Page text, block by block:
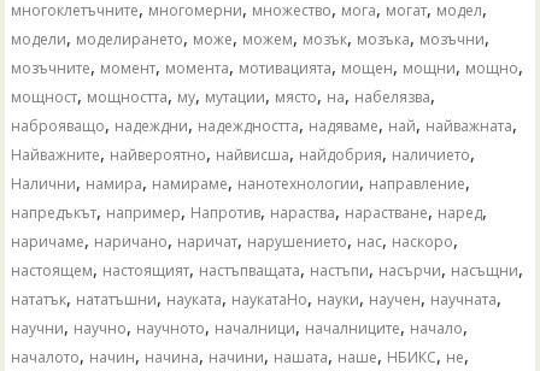
многоклетъчните, многомерни, множество, мога, могат, модел,
модели, моделирането, може, можем, мозък, мозъка, мозъчни,
мозъчните, момент, момента, мотивацията, мощен, мощни, мощно,
мощност, мощността, му, мутации, място, на, набелязва,
наброяващо, надеждни, надеждността, надяваме, най, найважната,
Найважните, найвероятно, найвисша, найдобрия, наличието,
Налични, намира, намираме, нанотехнологии, направление,
напредъкът, например, Напротив, нараства, нарастване, наред,
наричаме, наричано, наричат, нарушението, нас, наскоро,
настоящем, настоящият, настъпващата, настъпи, насърчи, насъщни,
нататък, нататъшни, науката, наукатаНо, науки, научен, научната,
научни, научно, научното, началници, началниците, начало,
началото, начин, начина, начини, нашата, наше, НБИКС, не,